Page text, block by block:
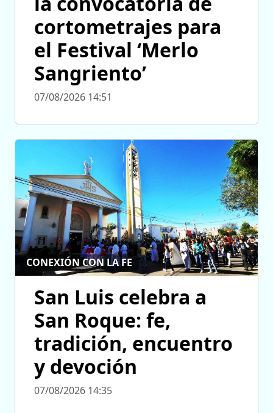
cortometrajes para
el Festival ‘Merlo
Sangriento’
07/08/2026 14:51
CONEXIÓN CON LA FE
San Luis celebra a
San Roque: fe,
tradición, encuentro
y devoción
07/08/2026 14:35